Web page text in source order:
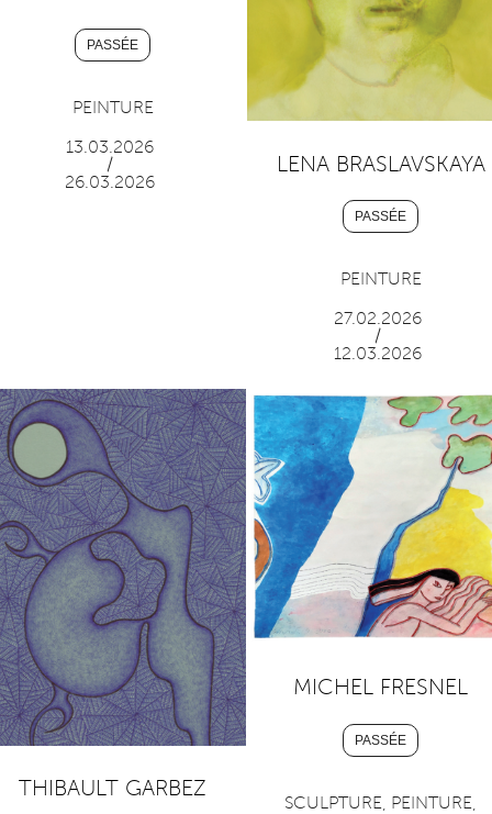
PASSÉE
PEINTURE
13.03.2026
/
26.03.2026
LENA BRASLAVSKAYA
PASSÉE
PEINTURE
27.02.2026
/
12.03.2026
THIBAULT GARBEZ
MICHEL FRESNEL
PASSÉE
SCULPTURE, PEINTURE,